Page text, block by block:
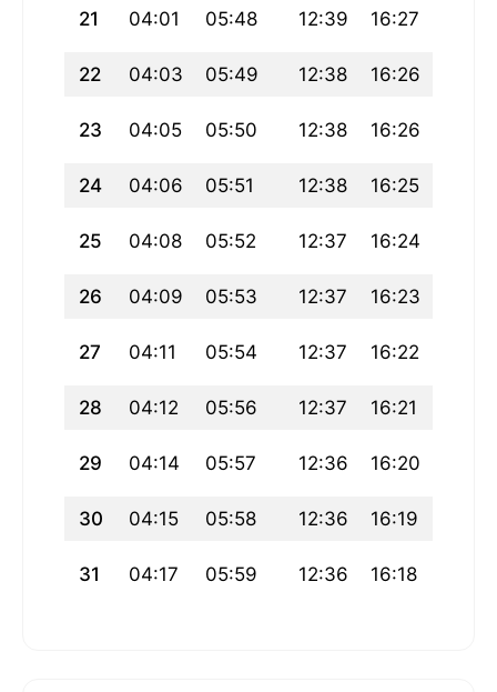
21 04:01 05:48 12:39 16:27
22 04:03 05:49 12:38 16:26
23 04:05 05:50 12:38 16:26
24 04:06 05:51 12:38 16:25
25 04:08 05:52 12:37 16:24
26 04:09 05:53 12:37 16:23
27 04:11 05:54 12:37 16:22
28 04:12 05:56 12:37 16:21
29 04:14 05:57 12:36 16:20
30 04:15 05:58 12:36 16:19
31 04:17 05:59 12:36 16:18